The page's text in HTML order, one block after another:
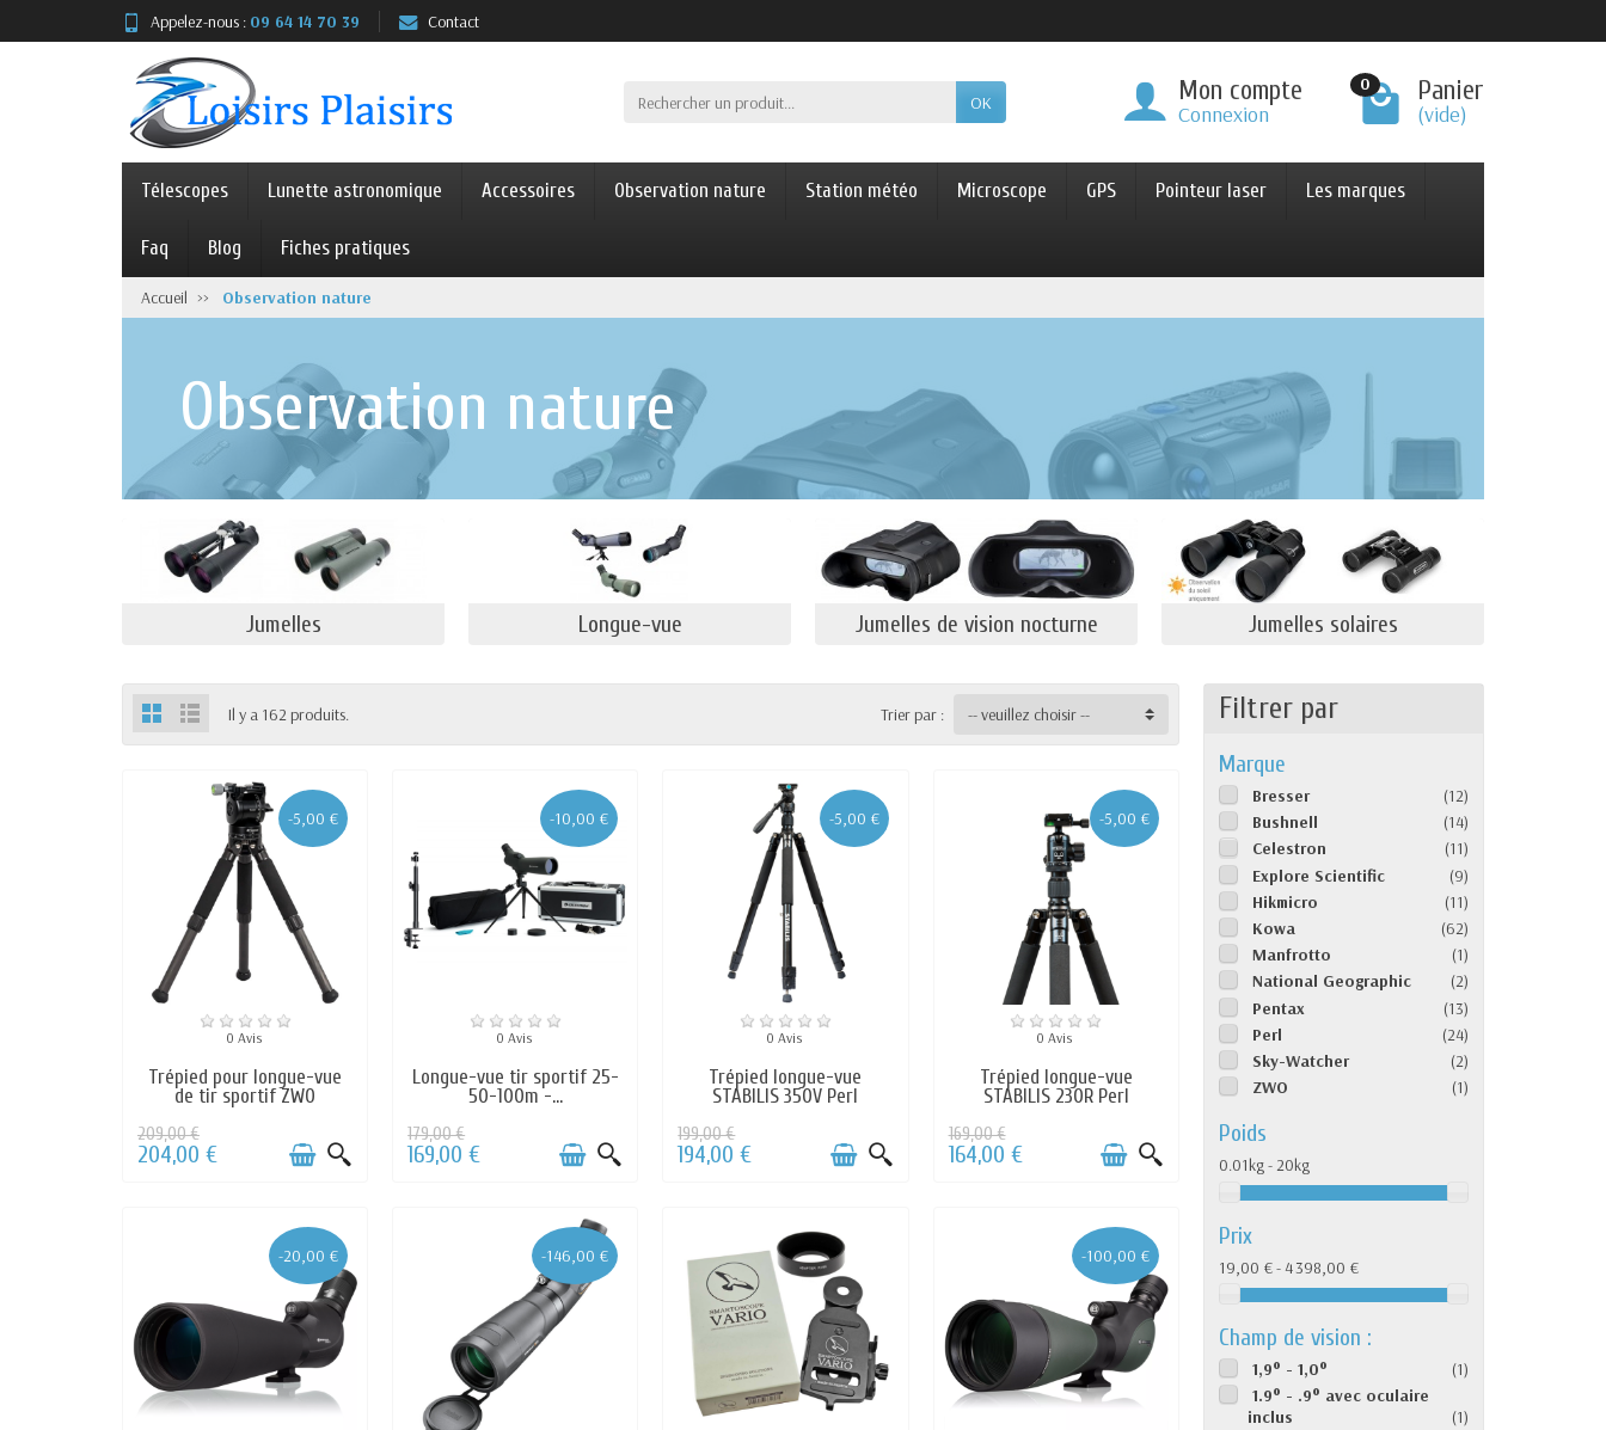
Appelez-nous : 09 64 14 70 39 Contact
OK Mon compte
Connexion
0 Panier
(vide)
Télescopes Lunette astronomique Accessoires Observation nature Station météo Microscope GPS Pointeur laser Les marques
Faq Blog Fiches pratiques
Accueil Observation nature
Observation nature
Jumelles Longue-vue Jumelles de vision nocturne Jumelles solaires
Il y a 162 produits. Trier par : -- veuillez choisir --
-5,00 €
0 Avis
Trépied pour longue-vue
de tir sportif ZWO
209,00 €
204,00 €
-10,00 €
0 Avis
Longue-vue tir sportif 25-
50-100m -...
179,00 €
169,00 €
-5,00 €
0 Avis
Trépied longue-vue
STABILIS 350V Perl
199,00 €
194,00 €
-5,00 €
0 Avis
Trépied longue-vue
STABILIS 230R Perl
169,00 €
164,00 €
-20,00 € -146,00 € -100,00 €
Filtrer par
Marque
Bresser
(12)
Bushnell
(14)
Celestron
(11)
Explore Scientific
(9)
Hikmicro
(11)
Kowa
(62)
Manfrotto
(1)
National Geographic
(2)
Pentax
(13)
Perl
(24)
Sky-Watcher
(2)
ZWO
(1)
Poids
0.01kg - 20kg
Prix
19,00 € - 4 398,00 €
Champ de vision :
1,9° - 1,0°
(1)
1.9° - .9° avec oculaire
inclus
(1)